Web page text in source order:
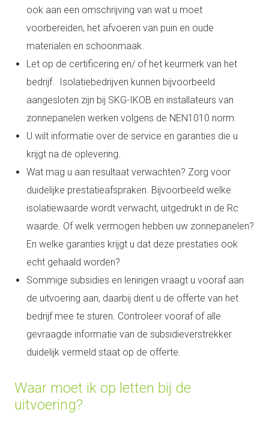
ook aan een omschrijving van wat u moet
voorbereiden, het afvoeren van puin en oude
materialen en schoonmaak.
Let op de certificering en/ of het keurmerk van het
bedrijf. Isolatiebedrijven kunnen bijvoorbeeld
aangesloten zijn bij SKG-IKOB en installateurs van
zonnepanelen werken volgens de NEN1010 norm.
U wilt informatie over de service en garanties die u
krijgt na de oplevering.
Wat mag u aan resultaat verwachten? Zorg voor
duidelijke prestatieafspraken. Bijvoorbeeld welke
isolatiewaarde wordt verwacht, uitgedrukt in de Rc
waarde. Of welk vermogen hebben uw zonnepanelen?
En welke garanties krijgt u dat deze prestaties ook
echt gehaald worden?
Sommige subsidies en leningen vraagt u vooraf aan
de uitvoering aan, daarbij dient u de offerte van het
bedrijf mee te sturen. Controleer vooraf of alle
gevraagde informatie van de subsidieverstrekker
duidelijk vermeld staat op de offerte.
Waar moet ik op letten bij de
uitvoering?